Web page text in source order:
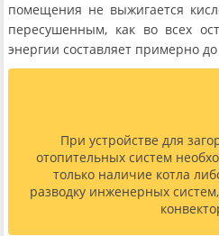
помещения не выжигается
пересушенным, как во всех
энергии составляет примерно
При устройстве для
отопительных систем
только наличие котла
разводку инженерных